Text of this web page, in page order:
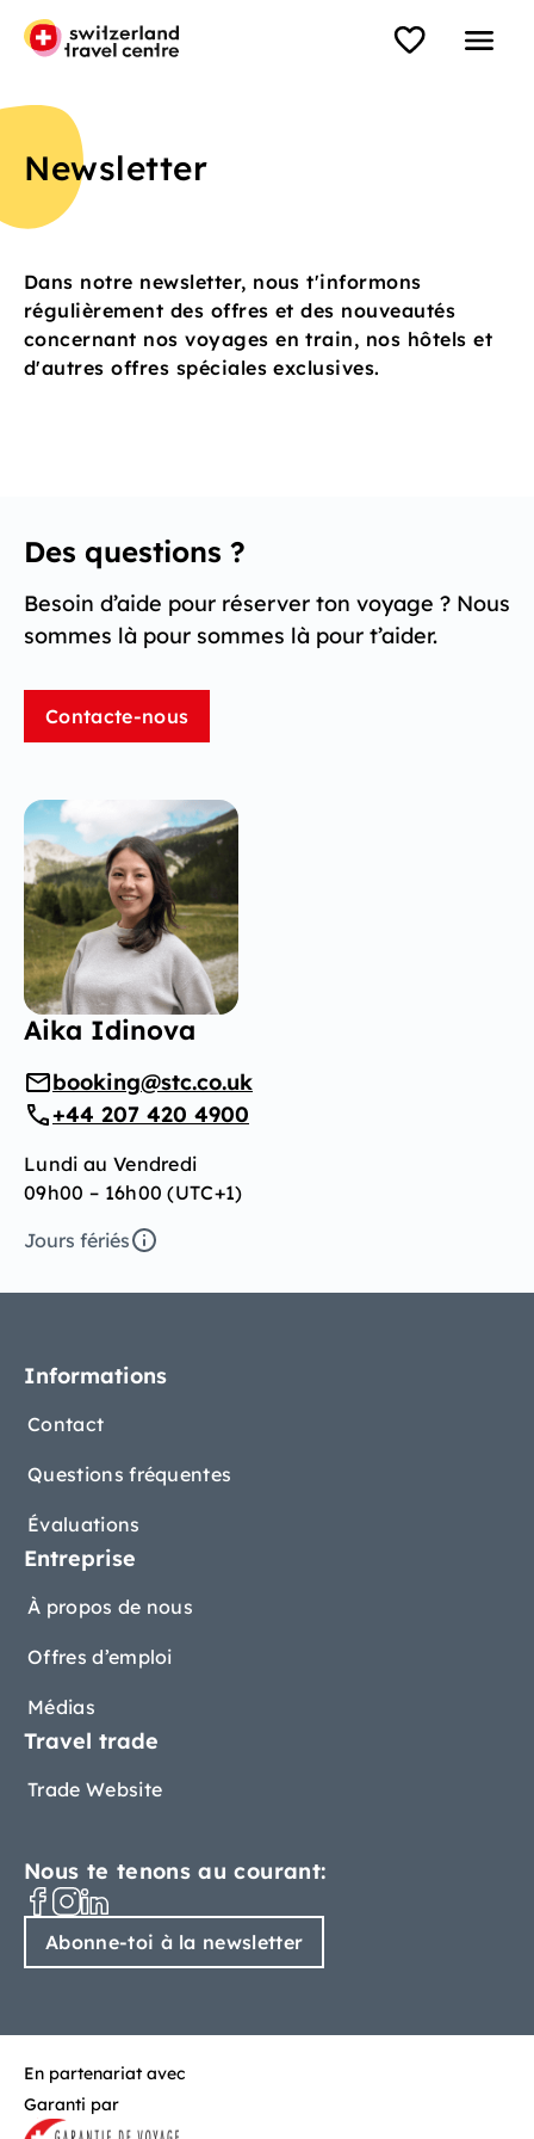
Newsletter
Dans notre newsletter, nous t'informons
régulièrement des offres et des nouveautés
concernant nos voyages en train, nos hôtels et
d'autres offres spéciales exclusives.
Des questions ?
Besoin d’aide pour réserver ton voyage ? Nous
sommes là pour sommes là pour t’aider.
Contacte-nous
Aika Idinova
booking@stc.co.uk
+44 207 420 4900
Lundi au Vendredi
09h00 – 16h00 (UTC+1)
Jours fériés
Informations
Contact
Questions fréquentes
Évaluations
Entreprise
À propos de nous
Offres d’emploi
Médias
Travel trade
Trade Website
Nous te tenons au courant:
Abonne-toi à la newsletter
En partenariat avec
Garanti par